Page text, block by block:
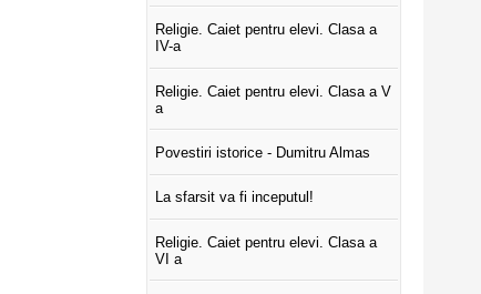
Religie. Caiet pentru elevi. Clasa a
IV-a
Religie. Caiet pentru elevi. Clasa a V
a
Povestiri istorice - Dumitru Almas
La sfarsit va fi inceputul!
Religie. Caiet pentru elevi. Clasa a
VI a